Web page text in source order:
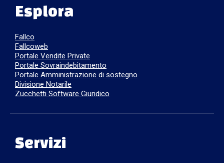
Esplora
Fallco
Fallcoweb
Portale Vendite Private
Portale Sovraindebitamento
Portale Amministrazione di sostegno
Divisione Notarile
Zucchetti Software Giuridico
Servizi